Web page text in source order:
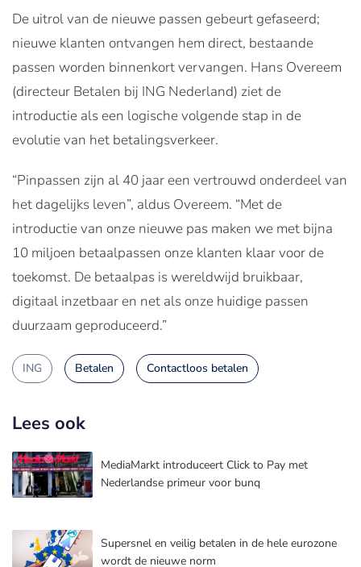
De uitrol van de nieuwe passen gebeurt gefaseerd;
nieuwe klanten ontvangen hem direct, bestaande
passen worden binnenkort vervangen. Hans Overeem
(directeur Betalen bij ING Nederland) ziet de
introductie als een logische volgende stap in de
evolutie van het betalingsverkeer.
“Pinpassen zijn al 40 jaar een vertrouwd onderdeel van
het dagelijks leven”, aldus Overeem. “Met de
introductie van onze nieuwe pas maken we met bijna
10 miljoen betaalpassen onze klanten klaar voor de
toekomst. De betaalpas is wereldwijd bruikbaar,
digitaal inzetbaar en net als onze huidige passen
duurzaam geproduceerd.”
ING Betalen Contactloos betalen
Lees ook
MediaMarkt introduceert Click to Pay met
Nederlandse primeur voor bunq
Supersnel en veilig betalen in de hele eurozone
wordt de nieuwe norm